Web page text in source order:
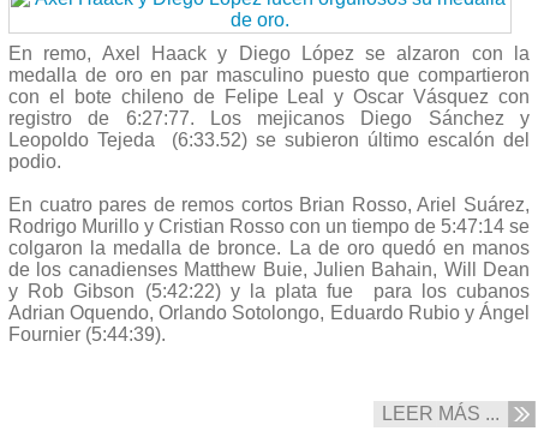
En remo, Axel Haack y Diego López se alzaron con la
medalla de oro en par masculino puesto que compartieron
con el bote chileno de Felipe Leal y Oscar Vásquez con
registro de 6:27:77. Los mejicanos Diego Sánchez y
Leopoldo Tejeda (6:33.52) se subieron último escalón del
podio.
En cuatro pares de remos cortos Brian Rosso, Ariel Suárez,
Rodrigo Murillo y Cristian Rosso con un tiempo de 5:47:14 se
colgaron la medalla de bronce. La de oro quedó en manos
de los canadienses Matthew Buie, Julien Bahain, Will Dean
y Rob Gibson (5:42:22) y la plata fue para los cubanos
Adrian Oquendo, Orlando Sotolongo, Eduardo Rubio y Ángel
Fournier (5:44:39).
LEER MÁS ...